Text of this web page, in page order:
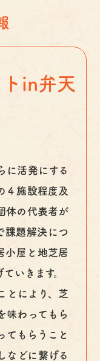
in弁天
に活発にする
４施設程度及
体の代表者が
課題解決につ
小屋と地芝居
いきます。
とにより、芝
味わってもら
てもらうこと
などに繋げる